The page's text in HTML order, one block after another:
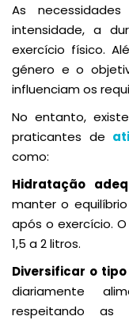
As
intensidade, a
exercício físico.
género e o
influenciam os
No entanto,
praticantes de
como:
Hidratação
manter o
após o exercício.
1,5 a 2 litros.
Diversificar o
diariamente
respeitando as